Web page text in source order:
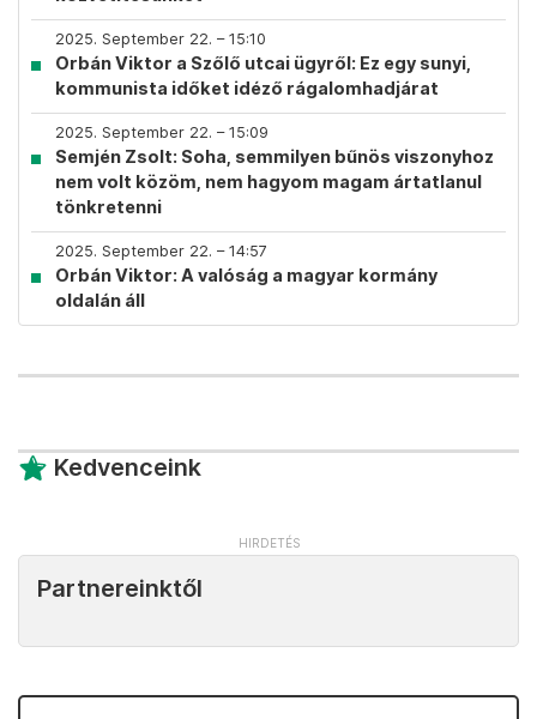
2025. September 22. – 15:10
Orbán Viktor a Szőlő utcai ügyről: Ez egy sunyi,
kommunista időket idéző rágalomhadjárat
2025. September 22. – 15:09
Semjén Zsolt: Soha, semmilyen bűnös viszonyhoz
nem volt közöm, nem hagyom magam ártatlanul
tönkretenni
2025. September 22. – 14:57
Orbán Viktor: A valóság a magyar kormány
oldalán áll
Kedvenceink
Partnereinktől